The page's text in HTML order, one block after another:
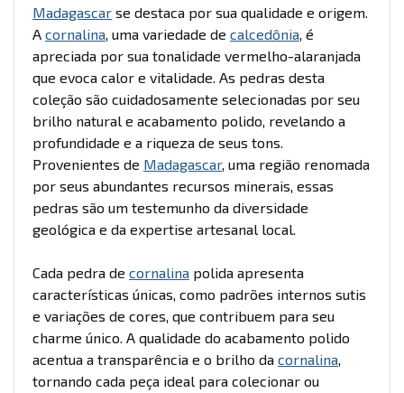
Madagascar se destaca por sua qualidade e origem.
A cornalina, uma variedade de calcedônia, é
apreciada por sua tonalidade vermelho-alaranjada
que evoca calor e vitalidade. As pedras desta
coleção são cuidadosamente selecionadas por seu
brilho natural e acabamento polido, revelando a
profundidade e a riqueza de seus tons.
Provenientes de Madagascar, uma região renomada
por seus abundantes recursos minerais, essas
pedras são um testemunho da diversidade
geológica e da expertise artesanal local.
Cada pedra de cornalina polida apresenta
características únicas, como padrões internos sutis
e variações de cores, que contribuem para seu
charme único. A qualidade do acabamento polido
acentua a transparência e o brilho da cornalina,
tornando cada peça ideal para colecionar ou